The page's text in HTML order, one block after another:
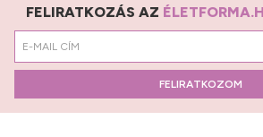
FELIRATKOZÁS AZ
FELIRATKOZOM